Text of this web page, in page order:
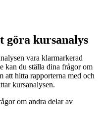
göra kursanalys
vara klarmarkerad
kan du ställa dina frågor om
att hitta rapporterna med och
kursanalysen.
om andra delar av